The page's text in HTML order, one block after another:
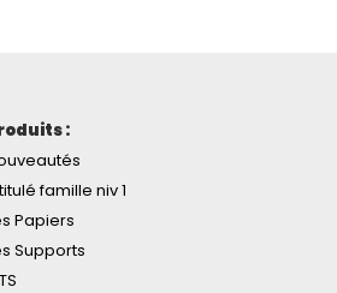
:
famille niv 1
Papiers
Supports